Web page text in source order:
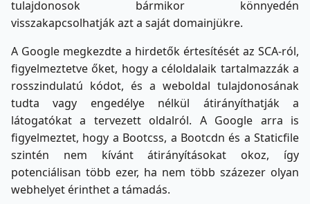
tulajdonosok bármikor könnyedén
visszakapcsolhatják azt a saját domainjükre.
A Google megkezdte a hirdetők értesítését az SCA-ról,
figyelmeztetve őket, hogy a céloldalaik tartalmazzák a
rosszindulatú kódot, és a weboldal tulajdonosának
tudta vagy engedélye nélkül átirányíthatják a
látogatókat a tervezett oldalról. A Google arra is
figyelmeztet, hogy a Bootcss, a Bootcdn és a Staticfile
szintén nem kívánt átirányításokat okoz, így
potenciálisan több ezer, ha nem több százezer olyan
webhelyet érinthet a támadás.